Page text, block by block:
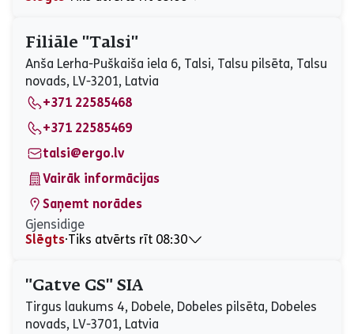
Otrdiena
09:00 - 20:00
Trešdiena
09:00 - 20:00
Ceturtdiena
09:00 - 20:00
Piektdiena
09:00 - 20:00
Sestdiena
10:00 - 20:00
Svētdiena
Slēgts
Filiāle "Talsi"
Anša Lerha-Puškaiša iela 6, Talsi, Talsu pilsēta, Talsu
novads, LV-3201, Latvia
+371 22585468
+371 22585469
talsi@ergo.lv
Vairāk informācijas
Saņemt norādes
Gjensidige
Slēgts⋅Tiks atvērts rīt 08:30
Otrdiena
08:30 - 17:00
Trešdiena
08:30 - 17:00
Ceturtdiena
08:30 - 17:00
Piektdiena
08:30 - 17:00
"Gatve GS" SIA
Tirgus laukums 4, Dobele, Dobeles pilsēta, Dobeles
novads, LV-3701, Latvia